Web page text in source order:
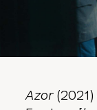
Azor(2021)